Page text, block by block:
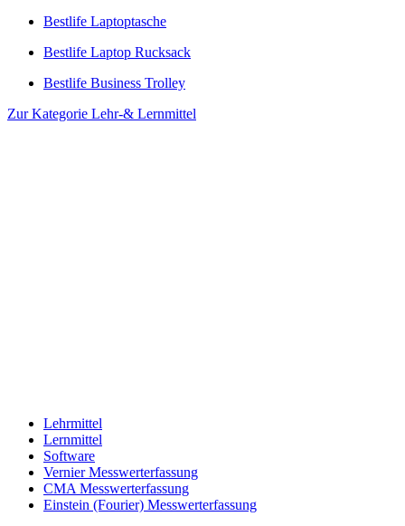
Bestlife Laptoptasche
Bestlife Laptop Rucksack
Bestlife Business Trolley
Zur Kategorie Lehr-& Lernmittel
Lehrmittel
Lernmittel
Software
Vernier Messwerterfassung
CMA Messwerterfassung
Einstein (Fourier) Messwerterfassung